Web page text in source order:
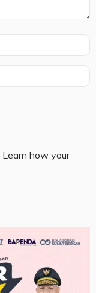
Learn how your